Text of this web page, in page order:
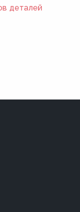
деталей